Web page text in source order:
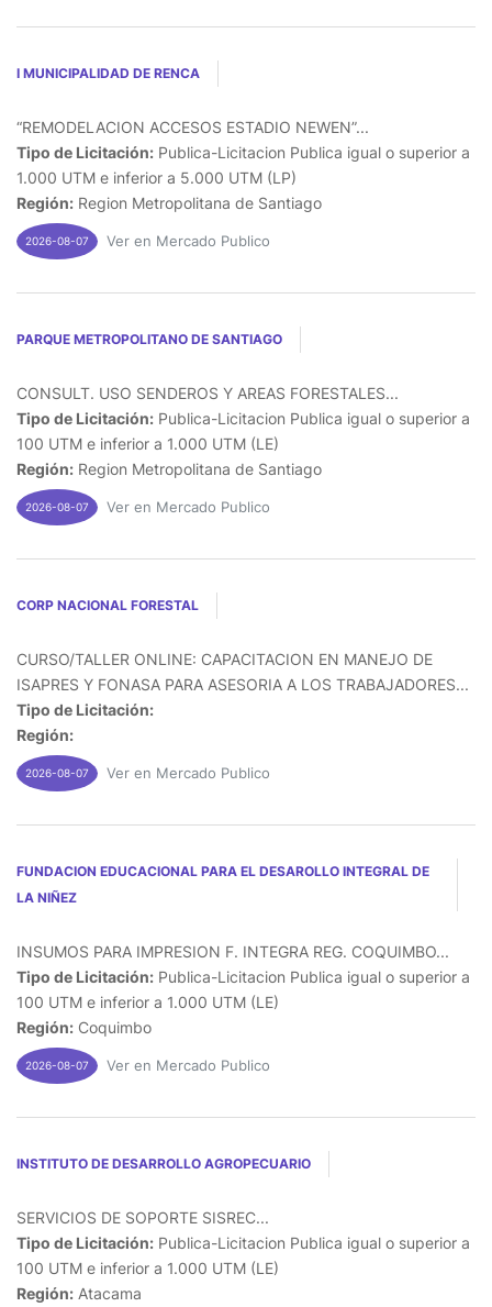
I MUNICIPALIDAD DE RENCA
“REMODELACION ACCESOS ESTADIO NEWEN”...
Tipo de Licitación: Publica-Licitacion Publica igual o superior a
1.000 UTM e inferior a 5.000 UTM (LP)
Región: Region Metropolitana de Santiago
2026-08-07 Ver en Mercado Publico
PARQUE METROPOLITANO DE SANTIAGO
CONSULT. USO SENDEROS Y AREAS FORESTALES...
Tipo de Licitación: Publica-Licitacion Publica igual o superior a
100 UTM e inferior a 1.000 UTM (LE)
Región: Region Metropolitana de Santiago
2026-08-07 Ver en Mercado Publico
CORP NACIONAL FORESTAL
CURSO/TALLER ONLINE: CAPACITACION EN MANEJO DE
ISAPRES Y FONASA PARA ASESORIA A LOS TRABAJADORES...
Tipo de Licitación:
Región:
2026-08-07 Ver en Mercado Publico
FUNDACION EDUCACIONAL PARA EL DESAROLLO INTEGRAL DE
LA NIÑEZ
INSUMOS PARA IMPRESION F. INTEGRA REG. COQUIMBO...
Tipo de Licitación: Publica-Licitacion Publica igual o superior a
100 UTM e inferior a 1.000 UTM (LE)
Región: Coquimbo
2026-08-07 Ver en Mercado Publico
INSTITUTO DE DESARROLLO AGROPECUARIO
SERVICIOS DE SOPORTE SISREC...
Tipo de Licitación: Publica-Licitacion Publica igual o superior a
100 UTM e inferior a 1.000 UTM (LE)
Región: Atacama